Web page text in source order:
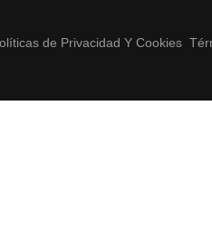
de Privacidad Y Cookies